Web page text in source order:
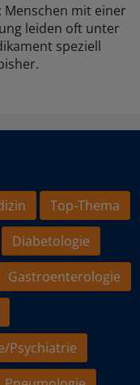
Menschen mit einer
leiden oft unter
speziell
Top-Thema
Diabetologie
Gastroenterologie
Psychiatrie